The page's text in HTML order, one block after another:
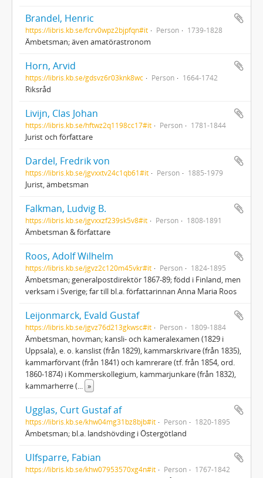
Brandel, Henric
https://libris.kb.se/fcrv0wpz2bjpfqn#it Person 1739-1828
Ämbetsman; även amatörastronom
Horn, Arvid
https://libris.kb.se/gdsvz6r03knk8wc Person 1664-1742
Riksråd
Livijn, Clas Johan
https://libris.kb.se/hftwz2q1198cc17#it Person 1781-1844
Jurist och författare
Dardel, Fredrik von
https://libris.kb.se/jgvxxtv24c1qb61#it Person 1885-1979
Jurist, ämbetsman
Falkman, Ludvig B.
https://libris.kb.se/jgvxxzf239sk5v8#it Person 1808-1891
Ämbetsman & författare
Roos, Adolf Wilhelm
https://libris.kb.se/jgvz2c120m45vkr#it Person 1824-1895
Ämbetsman; generalpostdirektör 1867-89; född i Finland, men
verksam i Sverige; far till bl.a. författarinnan Anna Maria Roos
Leijonmarck, Evald Gustaf
https://libris.kb.se/jgvz76d213gkwsc#it Person 1809-1884
Ämbetsman, hovman; kansli- och kameralexamen (1829 i
Uppsala), e. o. kanslist (från 1829), kammarskrivare (från 1835),
kammarförvant (från 1841) och kamrerare (tf. från 1854, ord.
1860-1874) i Kommerskollegium, kammarjunkare (från 1832),
kammarherre (... »
Ugglas, Curt Gustaf af
https://libris.kb.se/khw04mg31bz8bjb#it Person 1820-1895
Ämbetsman; bl.a. landshövding i Östergötland
Ulfsparre, Fabian
https://libris.kb.se/khw07953570xg4n#it Person 1767-1842